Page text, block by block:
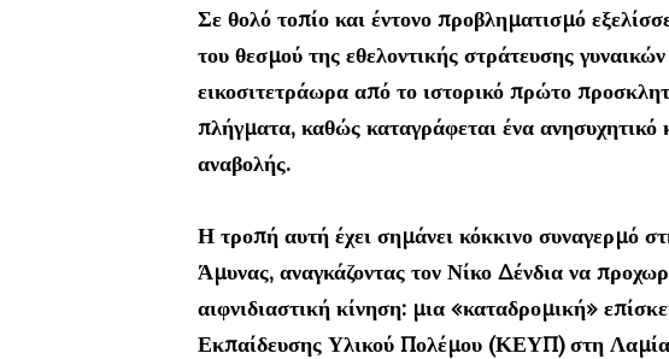
Σε θολό τοπίο και έντονο προβληματισμό
του θεσμού της εθελοντικής στράτευσης
εικοσιτετράωρα από το ιστορικό πρώτο
πλήγματα, καθώς καταγράφεται ένα
αναβολής.
Η τροπή αυτή έχει σημάνει κόκκινο συναγερμό
Άμυνας, αναγκάζοντας τον Νίκο Δένδια να
αιφνιδιαστική κίνηση: μια «καταδρομική»
Εκπαίδευσης Υλικού Πολέμου (ΚΕΥΠ) στη Λαμία,